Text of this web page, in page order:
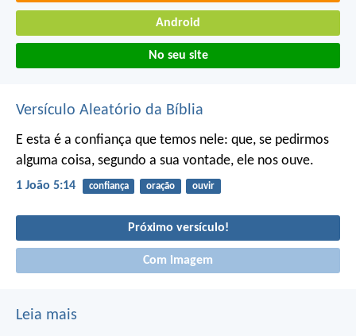
Android
No seu site
Versículo Aleatório da Bíblia
E esta é a confiança que temos nele: que, se pedirmos
alguma coisa, segundo a sua vontade, ele nos ouve.
1 João 5:14 confiança oração ouvir
Próximo versículo!
Com imagem
Leia mais